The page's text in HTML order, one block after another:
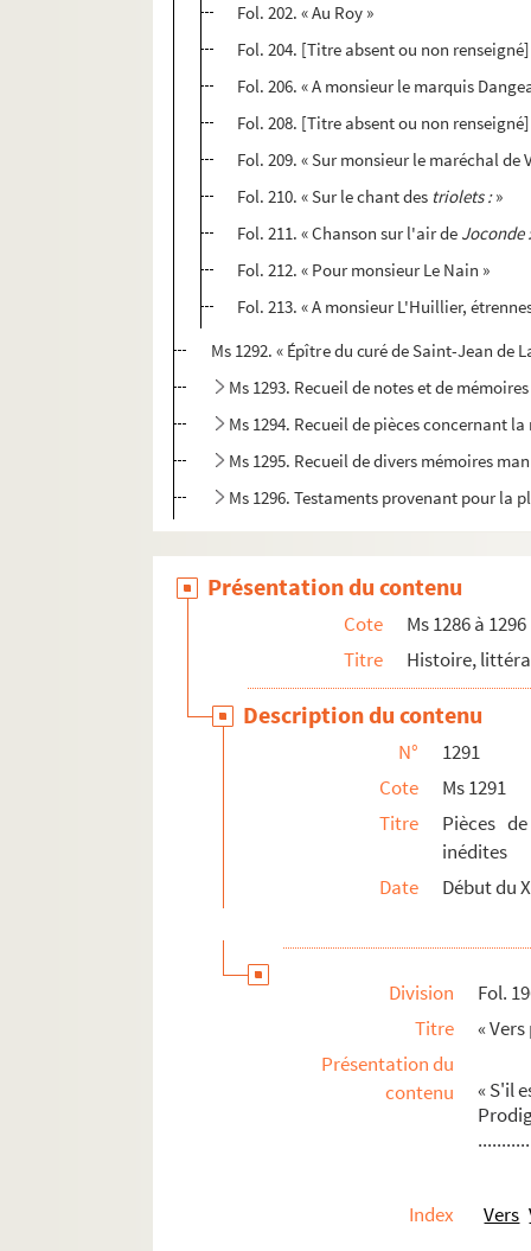
Fol. 202. « Au Roy »
Fol. 204. [Titre absent ou non renseigné]
Fol. 206. « A monsieur le marquis
Fol. 208. [Titre absent ou non renseigné]
Fol. 209. « Sur monsieur le maréchal de
Fol. 210. « Sur le chant des triolets :»
Fol. 211. « Chanson sur l'air de Joconde
Fol. 212. « Pour monsieur Le Nain »
Fol. 213. « A monsieur L'Huillier,
Ms 1292. « Épître du curé de Saint-Jean de
Ms 1293. Recueil de notes et de
Ms 1294. Recueil de pièces concernant
Ms 1295. Recueil de divers mémoires
Ms 1296. Testaments provenant pour la
Présentation du contenu
Cote
Ms 1286 à 1296
Titre
Histoire,
Description du contenu
N°
1291
Cote
Ms 1291
Titre
Pièces
inédites
Date
Début du
Division
Fol.
Titre
«
Présentation du
contenu
« S'il
Index Vers